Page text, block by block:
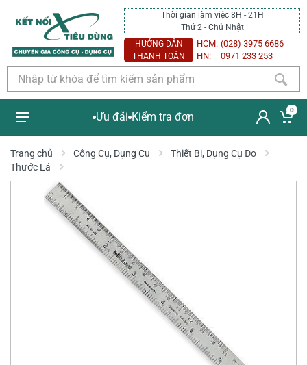
Thời gian làm việc 8H - 21H
Thứ 2 - Chủ Nhật
HƯỚNG DẪN
THANH TOÁN
HCM: (028) 3975 6686
HN:
0971 233 253
Ưu đãi Kiểm tra đơn
0
Trang chủ Công Cụ, Dụng Cụ
Thiết Bị, Dụng Cụ Đo
Thước Lá